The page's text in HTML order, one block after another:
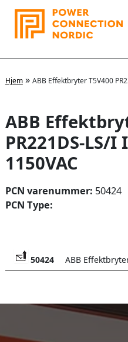
Hopp
Hjem» ABB Effektbryter T5V400
ABB
PR221DS-LS/I
1150VAC
PCN varenummer: 50424
PCN Type:
50424 ABB